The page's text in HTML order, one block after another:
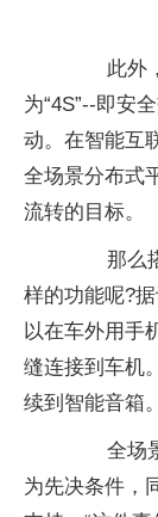
此外，
为“4S”--即安
动。在智能互
全场景分布式
流转的目标。
那么搭
样的功能呢?
以在车外用手
缝连接到车机
续到智能音箱。
全场景
为先决条件，